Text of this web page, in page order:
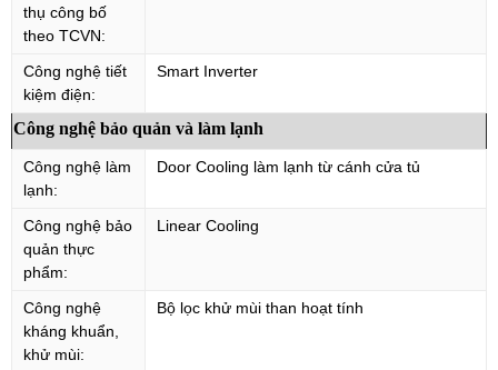
thụ công bố
theo TCVN:
Công nghệ tiết
kiệm điện:
Smart Inverter
Công nghệ bảo quản và làm lạnh
Công nghệ làm
lạnh:
Door Cooling làm lạnh từ cánh cửa tủ
Công nghệ bảo
quản thực
phẩm:
Linear Cooling
Công nghệ
kháng khuẩn,
khử mùi:
Bộ lọc khử mùi than hoạt tính